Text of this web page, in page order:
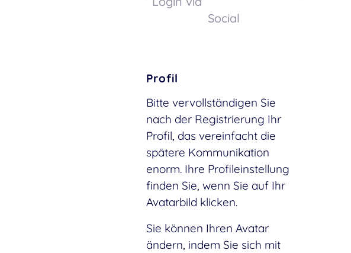
Social
Profil
Bitte vervollständigen Sie
nach der Registrierung Ihr
Profil, das vereinfacht die
spätere Kommunikation
enorm. Ihre Profileinstellung
finden Sie, wenn Sie auf Ihr
Avatarbild klicken.
Sie können Ihren Avatar
ändern, indem Sie sich mit